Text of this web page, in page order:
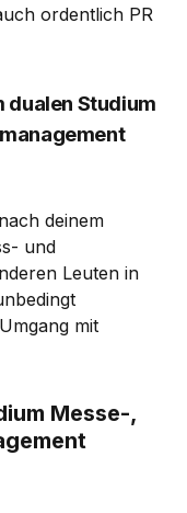
ordentlich PR
dualen Studium
deinem
und
Leuten in
mit
Messe-,